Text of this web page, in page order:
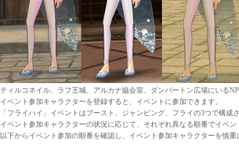
ティルコネイル、ラフ王城、アルカナ協会室、ダンバートン広場にいる
イベント参加キャラクターを登録すると、イベントに参加できます。
「フライハイ」イベントはブースト、ジャンピング、フライの3つで構成さ
イベント参加キャラクターの状況に応じて、それぞれ異なる順番でイベン
以下からイベント参加の順番を確認し、イベント参加キャラクターを慎重